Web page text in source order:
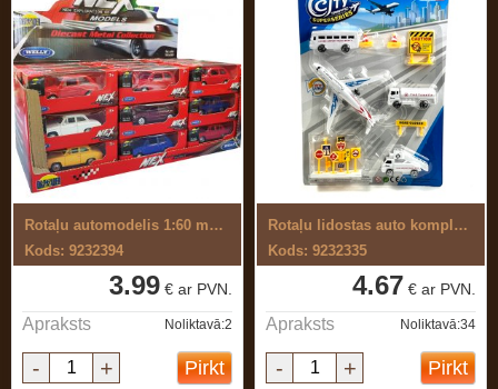
Rotaļu automodelis 1:60 metāla
Kods: 9232394
3.99 € ar PVN.
Apraksts Noliktavā:2
- + Pirkt
Rotaļu lidostas auto komplekts
Kods: 9232335
4.67 € ar PVN.
Apraksts Noliktavā:34
- + Pirkt